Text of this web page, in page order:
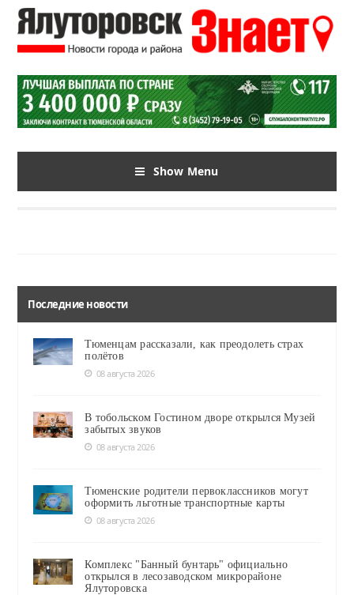
Show Menu
Последние новости
Тюменцам рассказали, как преодолеть страх
полётов
08 августа 2026
В тобольском Гостином дворе открылся Музей
забытых звуков
08 августа 2026
Тюменские родители первоклассников могут
оформить льготные транспортные карты
08 августа 2026
Комплекс "Банный бунтарь" официально
открылся в лесозаводском микрорайоне
Ялуторовска